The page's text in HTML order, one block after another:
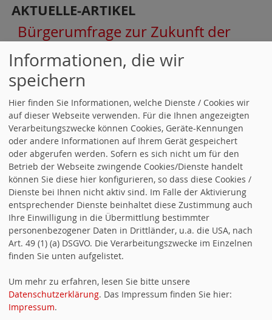
AKTUELLE-ARTIKEL
Bürgerumfrage zur Zukunft der
Bäderlandschaft – Bis 20. März
mitmachen!
Energiewende: SPD Wörth am
Rhein beantragt Aufnahme von
Balkonkraftwerken in städtisches
Förderprogramm
52 Jahre Kommunalpolitik: Joachim
Paul sagt Adieu - SPD Wörth am
Rhein sagt Danke!
Stadtrat 2024-2029 | Unsere
Kandidierenden - Unsere Ziele
Informationen, die wir
speichern
Hier finden Sie Informationen, welche Dienste / Cookies wir
auf dieser Webseite verwenden. Für die Ihnen angezeigten
Verarbeitungszwecke können Cookies, Geräte-Kennungen
oder andere Informationen auf Ihrem Gerät gespeichert
oder abgerufen werden. Sofern es sich nicht um für den
Betrieb der Webseite zwingende Cookies/Dienste handelt
können Sie diese hier konfigurieren, so dass diese Cookies /
Dienste bei Ihnen nicht aktiv sind. Im Falle der Aktivierung
entsprechender Dienste beinhaltet diese Zustimmung auch
Ihre Einwilligung in die Übermittlung bestimmter
personenbezogener Daten in Drittländer, u.a. die USA, nach
Art. 49 (1) (a) DSGVO. Die Verarbeitungszwecke im Einzelnen
finden Sie unten aufgelistet.
Um mehr zu erfahren, lesen Sie bitte unsere
Datenschutzerklärung. Das Impressum finden Sie hier:
Impressum.